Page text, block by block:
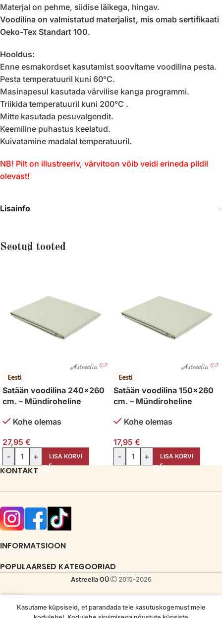
Materjal on pehme, siidise läikega, hingav.
Voodilina on valmistatud materjalist, mis omab sertifikaati
Oeko-Tex Standart 100.
Hooldus:
Enne esmakordset kasutamist soovitame voodilina pesta.
Pesta temperatuuril kuni 60°C.
Masinapesul kasutada värvilise kanga programmi.
Triikida temperatuuril kuni 200°C .
Mitte kasutada pesuvalgendit.
Keemiline puhastus keelatud.
Kuivatamine madalal temperatuuril.
NB! Pilt on illustreeriv, värvitoon võib veidi erineda pildil
olevast!
Lisainfo
Seotud tooted
Satään voodilina 240×260
cm. – Mündiroheline
Kohe olemas
27,95 €
-
+ LISA KORVI
Satään voodilina 150×260
cm. – Mündiroheline
Kohe olemas
17,95 €
-
+ LISA KORVI
KONTAKT
INFORMATSIOON
POPULAARSED KATEGOORIAD
Astreelia OÜ 2015-2026
Kasutame küpsiseid, et parandada teie kasutuskogemust meie